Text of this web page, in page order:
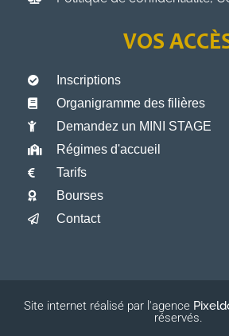
VOS
Inscriptions
Organigramme des filières
Demandez un MINI STAGE
Régimes d'accueil
Tarifs
Bourses
Contact
Site internet réalisé par l'agence
réservés.